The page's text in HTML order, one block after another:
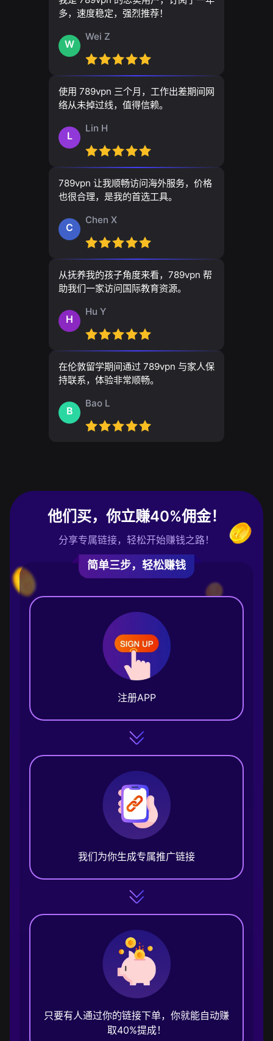
多，速度稳定，强烈推荐！
W
Wei Z
使用 789vpn 三个月，工作出差期间网
络从未掉过线，值得信赖。
L
Lin H
789vpn 让我顺畅访问海外服务，价格
也很合理，是我的首选工具。
C
Chen X
从抚养我的孩子角度来看，789vpn 帮
助我们一家访问国际教育资源。
H
Hu Y
在伦敦留学期间通过 789vpn 与家人保
持联系，体验非常顺畅。
B
Bao L
他们买，你立赚40%佣金！
分享专属链接，轻松开始赚钱之路！
简单三步，轻松赚钱
注册APP
我们为你生成专属推广链接
只要有人通过你的链接下单，你就能自动赚
取40%提成！